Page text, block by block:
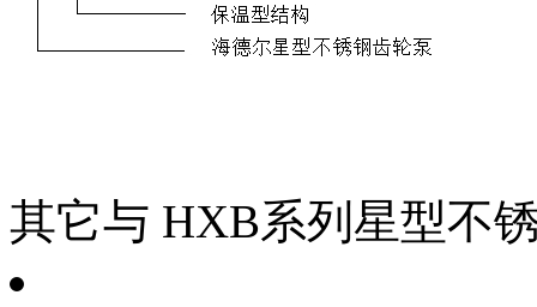
其它与 HXB系列星型不